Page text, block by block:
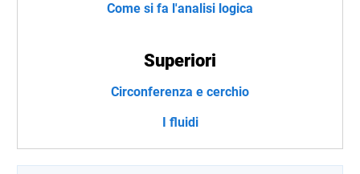
Come si fa l'analisi logica
Superiori
Circonferenza e cerchio
I fluidi